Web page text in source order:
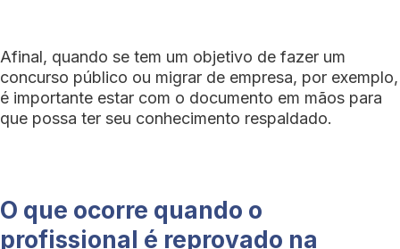
Afinal, quando se tem um objetivo de fazer um
concurso público ou migrar de empresa, por exemplo,
é importante estar com o documento em mãos para
que possa ter seu conhecimento respaldado.
O que ocorre quando o
profissional é reprovado na